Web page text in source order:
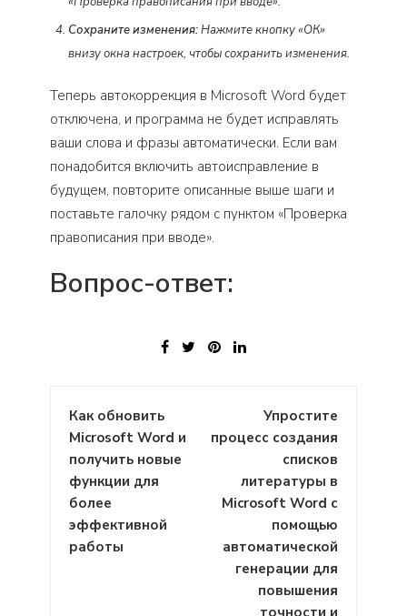
Сохраните изменения:Нажмите кнопку «ОК»
внизу окна настроек, чтобы сохранить изменения.
Теперь автокоррекция в Microsoft Word будет
отключена, и программа не будет исправлять
ваши слова и фразы автоматически. Если вам
понадобится включить автоисправление в
будущем, повторите описанные выше шаги и
поставьте галочку рядом с пунктом «Проверка
правописания при вводе».
Вопрос-ответ:
Навигация
по
записям
Как обновить
Microsoft Word и
получить новые
функции для
более
эффективной
работы
Упростите
процесс создания
списков
литературы в
Microsoft Word с
помощью
автоматической
генерации для
повышения